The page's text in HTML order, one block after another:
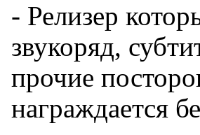
- Релизер
звукоряд,
прочие
награждается